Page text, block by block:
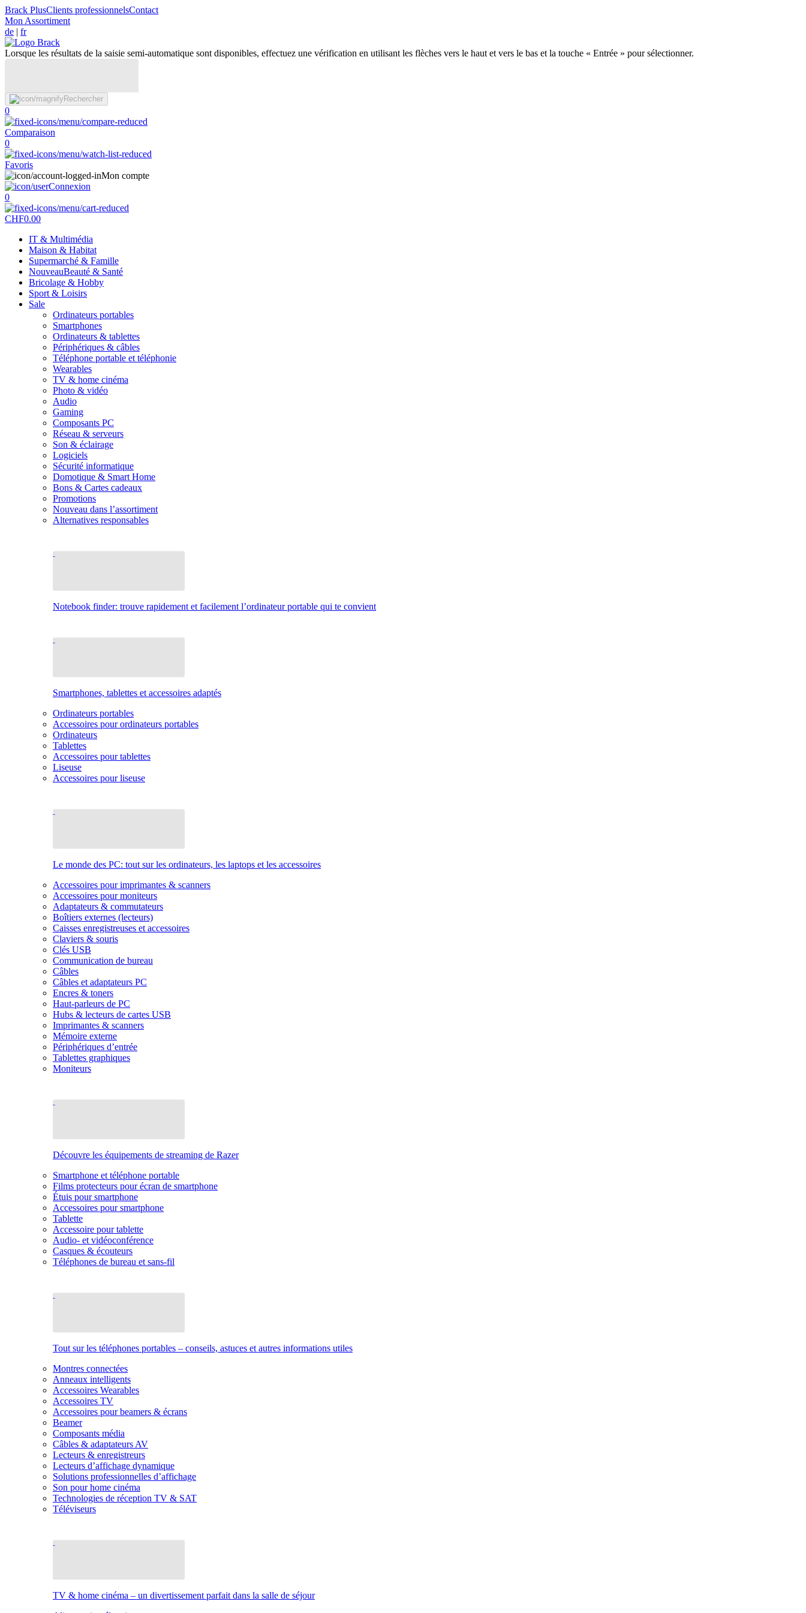
Brack PlusClients professionnelsContact
Mon Assortiment
de | fr
Lorsque les résultats de la saisie semi-automatique sont disponibles, effectuez une vérification en utilisant les flèches vers le haut et vers le bas et la touche « Entrée » pour sélectionner.
Rechercher
0
Comparaison
0
Favoris
Mon compte
Connexion
0
CHF0.00
IT & Multimédia
Maison & Habitat
Supermarché & Famille
NouveauBeauté & Santé
Bricolage & Hobby
Sport & Loisirs
Sale
Ordinateurs portables
Smartphones
Ordinateurs & tablettes
Périphériques & câbles
Téléphone portable et téléphonie
Wearables
TV & home cinéma
Photo & vidéo
Audio
Gaming
Composants PC
Réseau & serveurs
Son & éclairage
Logiciels
Sécurité informatique
Domotique & Smart Home
Bons & Cartes cadeaux
Promotions
Nouveau dans l’assortiment
Alternatives responsables
Notebook finder: trouve rapidement et facilement l’ordinateur portable qui te convient
Smartphones, tablettes et accessoires adaptés
Ordinateurs portables
Accessoires pour ordinateurs portables
Ordinateurs
Tablettes
Accessoires pour tablettes
Liseuse
Accessoires pour liseuse
Le monde des PC: tout sur les ordinateurs, les laptops et les accessoires
Accessoires pour imprimantes & scanners
Accessoires pour moniteurs
Adaptateurs & commutateurs
Boîtiers externes (lecteurs)
Caisses enregistreuses et accessoires
Claviers & souris
Clés USB
Communication de bureau
Câbles
Câbles et adaptateurs PC
Encres & toners
Haut-parleurs de PC
Hubs & lecteurs de cartes USB
Imprimantes & scanners
Mémoire externe
Périphériques d’entrée
Tablettes graphiques
Moniteurs
Découvre les équipements de streaming de Razer
Smartphone et téléphone portable
Films protecteurs pour écran de smartphone
Étuis pour smartphone
Accessoires pour smartphone
Tablette
Accessoire pour tablette
Audio- et vidéoconférence
Casques & écouteurs
Téléphones de bureau et sans-fil
Tout sur les téléphones portables – conseils, astuces et autres informations utiles
Montres connectées
Anneaux intelligents
Accessoires Wearables
Accessoires TV
Accessoires pour beamers & écrans
Beamer
Composants média
Câbles & adaptateurs AV
Lecteurs & enregistreurs
Lecteurs d’affichage dynamique
Solutions professionnelles d’affichage
Son pour home cinéma
Technologies de réception TV & SAT
Téléviseurs
TV & home cinéma – un divertissement parfait dans la salle de séjour